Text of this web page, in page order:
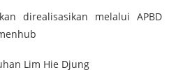
direalisasikan melalui APBD
Lim Hie Djung